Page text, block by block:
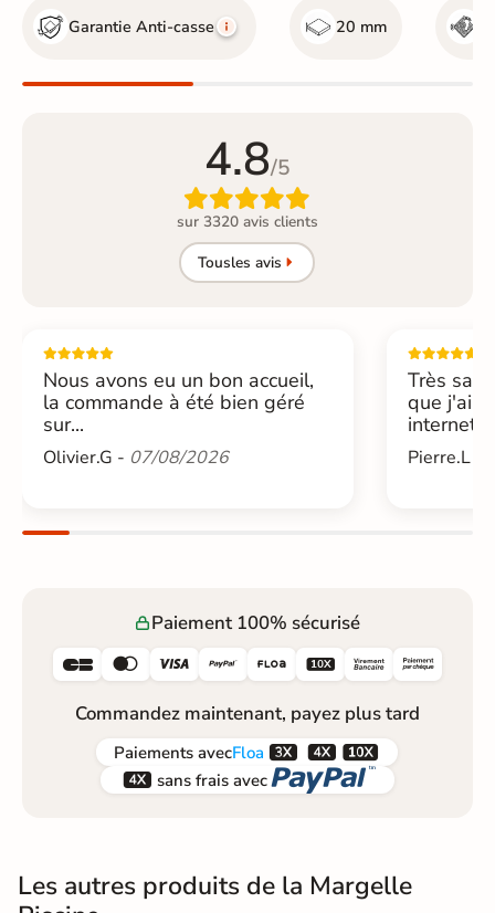
Garantie Anti-casse 20 mm
4.8/5

sur 3320 avis clients
Tousles avis
Nous avons eu un bon accueil,
la commande à été bien géré
sur...
Olivier.G - 07/08/2026
Très
que j'ai
internet....
Pierre.L -
Paiement 100% sécurisé
     
Commandez maintenant, payez plus tard
Paiements avecFloa  
 sans frais avec 
Les autres produits de la Margelle